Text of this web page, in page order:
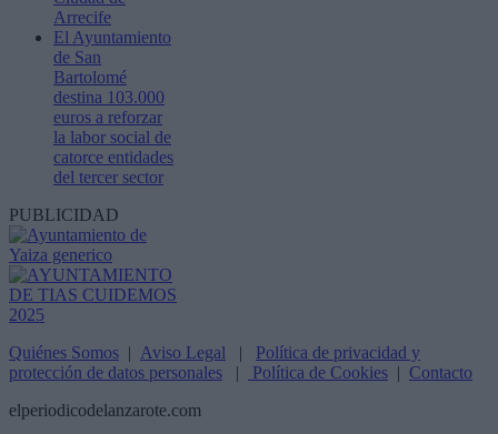
Arrecife
El Ayuntamiento
de San
Bartolomé
destina 103.000
euros a reforzar
la labor social de
catorce entidades
del tercer sector
PUBLICIDAD
Quiénes Somos | Aviso Legal | Política de privacidad y
protección de datos personales | Política de Cookies | Contacto
elperiodicodelanzarote.com